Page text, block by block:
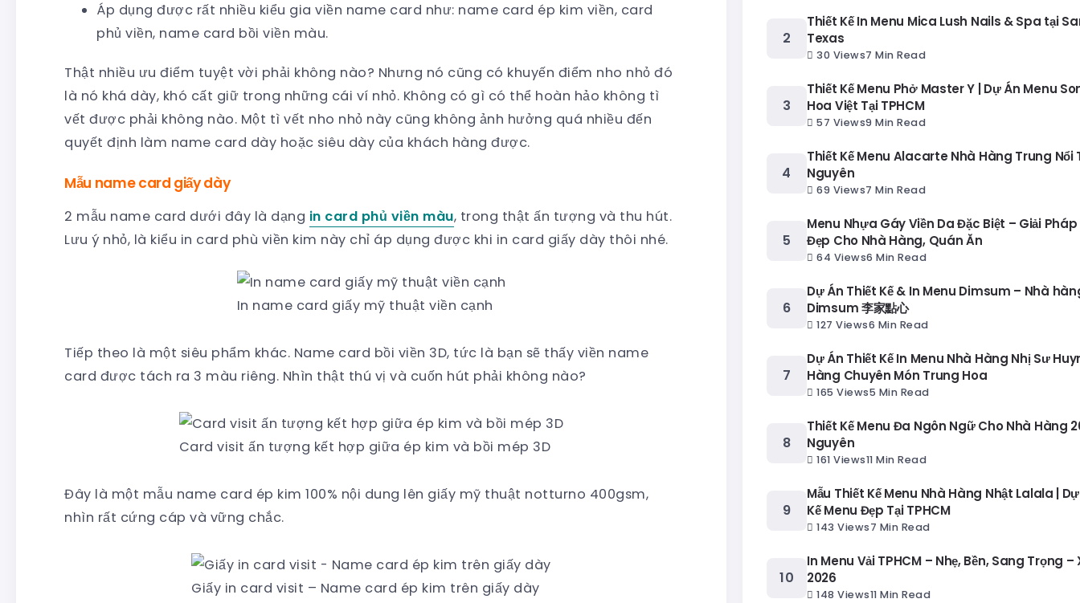
Áp dụng được rất nhiều kiểu gia viền name card như: name card ép kim viền, card
phủ viền, name card bồi viền màu.
Thật nhiều ưu điểm tuyệt vời phải không nào? Nhưng nó cũng có khuyến điểm nho nhỏ đó
là nó khá dày, khó cất giữ trong những cái ví nhỏ. Không có gì có thể hoàn hảo không tì
vết được phải không nào. Một tì vết nho nhỏ này cũng không ảnh hưởng quá nhiều đến
quyết định làm name card dày hoặc siêu dày của khách hàng được.
Mẫu name card giấy dày
2 mẫu name card dưới đây là dạng in card phủ viền màu, trong thật ấn tượng và thu hút.
Lưu ý nhỏ, là kiểu in card phù viền kim này chỉ áp dụng được khi in card giấy dày thôi nhé.
In name card giấy mỹ thuật viền cạnh
Tiếp theo là một siêu phẩm khác. Name card bồi viền 3D, tức là bạn sẽ thấy viền name
card được tách ra 3 màu riêng. Nhìn thật thú vị và cuốn hút phải không nào?
Card visit ấn tượng kết hợp giữa ép kim và bồi mép 3D
Đây là một mẫu name card ép kim 100% nội dung lên giấy mỹ thuật notturno 400gsm,
nhìn rất cứng cáp và vững chắc.
Giấy in card visit – Name card ép kim trên giấy dày
Thiết Kế In Menu Mica Lush Nails & Spa tại
Texas
30 Views7 Min Read
Thiết Kế Menu Phở Master Y | Dự Án Menu
Hoa Việt Tại TPHCM
57 Views9 Min Read
Thiết Kế Menu Alacarte Nhà Hàng Trung Nổi
Nguyên
69 Views7 Min Read
Menu Nhựa Gáy Viền Da Đặc Biệt – Giải Pháp
Đẹp Cho Nhà Hàng, Quán Ăn
64 Views6 Min Read
Dự Án Thiết Kế & In Menu Dimsum – Nhà
Dimsum 李家點心
127 Views6 Min Read
Dự Án Thiết Kế In Menu Nhà Hàng Nhị Sư
Hàng Chuyên Món Trung Hoa
165 Views5 Min Read
Thiết Kế Menu Đa Ngôn Ngữ Cho Nhà Hàng
Nguyên
161 Views11 Min Read
Mẫu Thiết Kế Menu Nhà Hàng Nhật Lalala |
Kế Menu Đẹp Tại TPHCM
143 Views7 Min Read
In Menu Vải TPHCM – Nhẹ, Bền, Sang Trọng
2026
148 Views11 Min Read